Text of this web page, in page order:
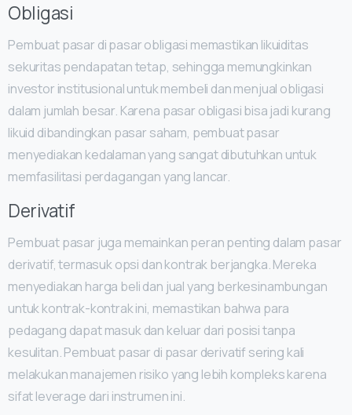
Obligasi
Pembuat pasar di pasar obligasi memastikan likuiditas
sekuritas pendapatan tetap, sehingga memungkinkan
investor institusional untuk membeli dan menjual obligasi
dalam jumlah besar. Karena pasar obligasi bisa jadi kurang
likuid dibandingkan pasar saham, pembuat pasar
menyediakan kedalaman yang sangat dibutuhkan untuk
memfasilitasi perdagangan yang lancar.
Derivatif
Pembuat pasar juga memainkan peran penting dalam pasar
derivatif, termasuk opsi dan kontrak berjangka. Mereka
menyediakan harga beli dan jual yang berkesinambungan
untuk kontrak-kontrak ini, memastikan bahwa para
pedagang dapat masuk dan keluar dari posisi tanpa
kesulitan. Pembuat pasar di pasar derivatif sering kali
melakukan manajemen risiko yang lebih kompleks karena
sifat leverage dari instrumen ini.